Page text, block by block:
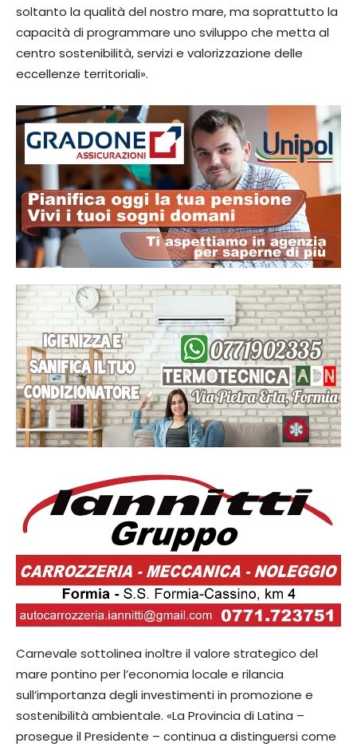
soltanto la qualità del nostro mare, ma soprattutto la
capacità di programmare uno sviluppo che metta al
centro sostenibilità, servizi e valorizzazione delle
eccellenze territoriali».
Carnevale sottolinea inoltre il valore strategico del
mare pontino per l’economia locale e rilancia
sull’importanza degli investimenti in promozione e
sostenibilità ambientale. «La Provincia di Latina –
prosegue il Presidente – continua a distinguersi come